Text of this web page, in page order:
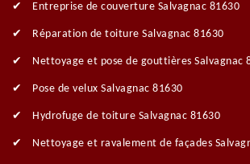
Entreprise de couverture Salvagnac 81630
Réparation de toiture Salvagnac 81630
Nettoyage et pose de gouttières Salvagnac
Pose de velux Salvagnac 81630
Hydrofuge de toiture Salvagnac 81630
Nettoyage et ravalement de façades